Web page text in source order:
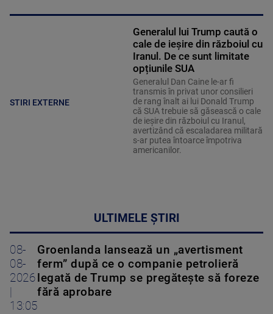
STIRI EXTERNE
Generalul lui Trump caută o
cale de ieșire din războiul cu
Iranul. De ce sunt limitate
opțiunile SUA
Generalul Dan Caine le-ar fi
transmis în privat unor consilieri
de rang înalt ai lui Donald Trump
că SUA trebuie să găsească o cale
de ieșire din războiul cu Iranul,
avertizând că escaladarea militară
s-ar putea întoarce împotriva
americanilor.
ULTIMELE ȘTIRI
08-
08-
2026
13:05
Groenlanda lansează un „avertisment
ferm” după ce o companie petrolieră
legată de Trump se pregătește să foreze
fără aprobare